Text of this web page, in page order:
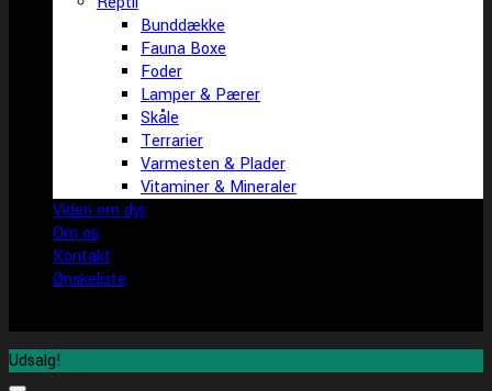
Bunddække
Fauna Boxe
Foder
Lamper & Pærer
Skåle
Terrarier
Varmesten & Plader
Vitaminer & Mineraler
Viden om dyr
Om os
Kontakt
Ønskeliste
Udsalg!